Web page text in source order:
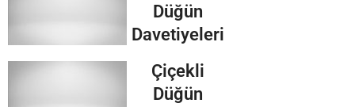
Düğün
Davetiyeleri
Çiçekli
Düğün